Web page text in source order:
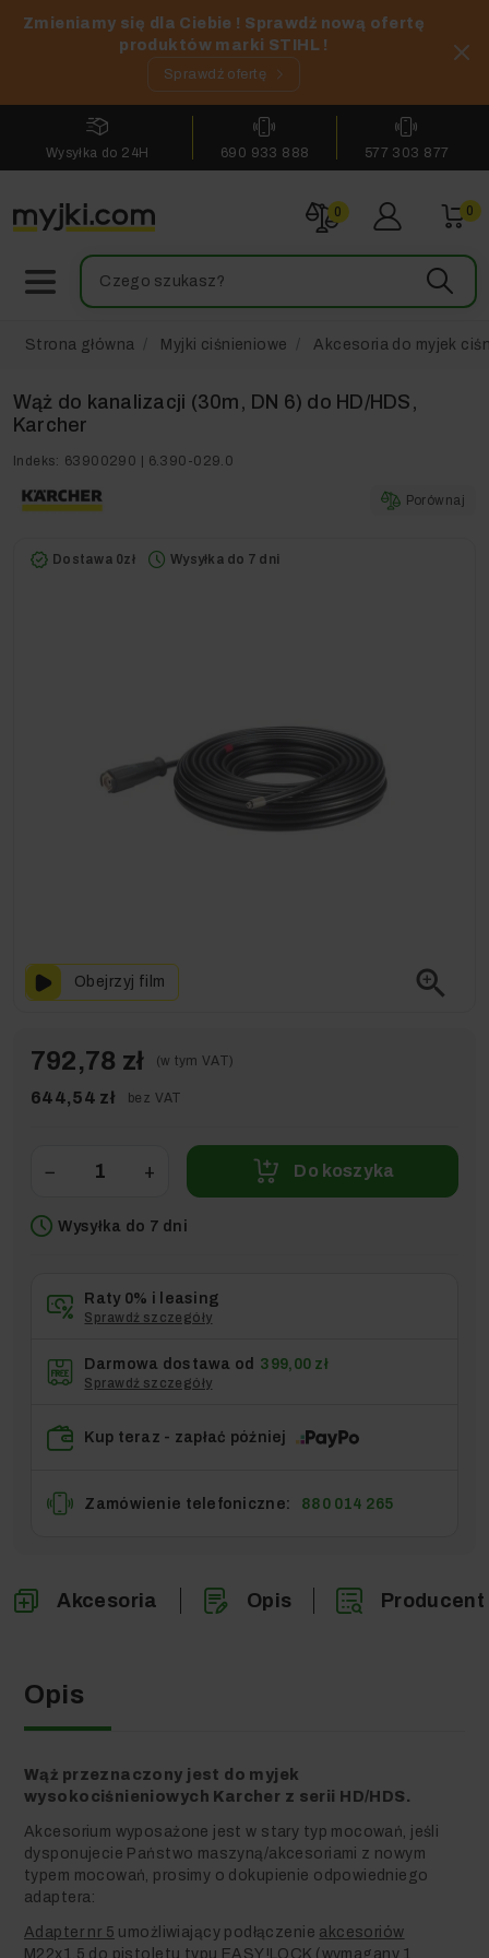
Zmieniamy się dla Ciebie ! Sprawdź nową ofertę
produktów marki STIHL !
Sprawdź ofertę
Wysyłka do 24H 690 933 888 577 303 877
0 0
Strona główna Myjki ciśnieniowe Akcesoria do myjek
Wąż do kanalizacji (30m, DN 6) do HD/HDS,
Karcher
Indeks: 63900290 | 6.390-029.0
Porównaj
Dostawa 0zł Wysyłka do 7 dni
Obejrzyj film zoom_in
792,78 zł (w tym VAT)
644,54 zł bez VAT
− + Do koszyka
Wysyłka do 7 dni
Raty 0% i leasing
Sprawdź szczegóły
Darmowa dostawa od 399,00 zł
Sprawdź szczegóły
Kup teraz - zapłać później
Zamówienie telefoniczne: 880 014 265
Akcesoria Opis Producent
Opis
Wąż przeznaczony jest do myjek
wysokociśnieniowych Karcher z serii HD/HDS.
Akcesorium wyposażone jest w stary typ mocowań, jeśli
dysponujecie Państwo maszyną/akcesoriami z nowym
typem mocowań, prosimy o dokupienie odpowiedniego
adaptera:
Adapter nr 5 umożliwiający podłączenie akcesoriów
M22x1,5 do pistoletu typu EASY!LOCK (wymagany 1